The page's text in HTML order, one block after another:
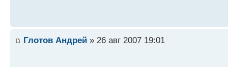
Глотов Андрей » 26 авг 2007 19:01